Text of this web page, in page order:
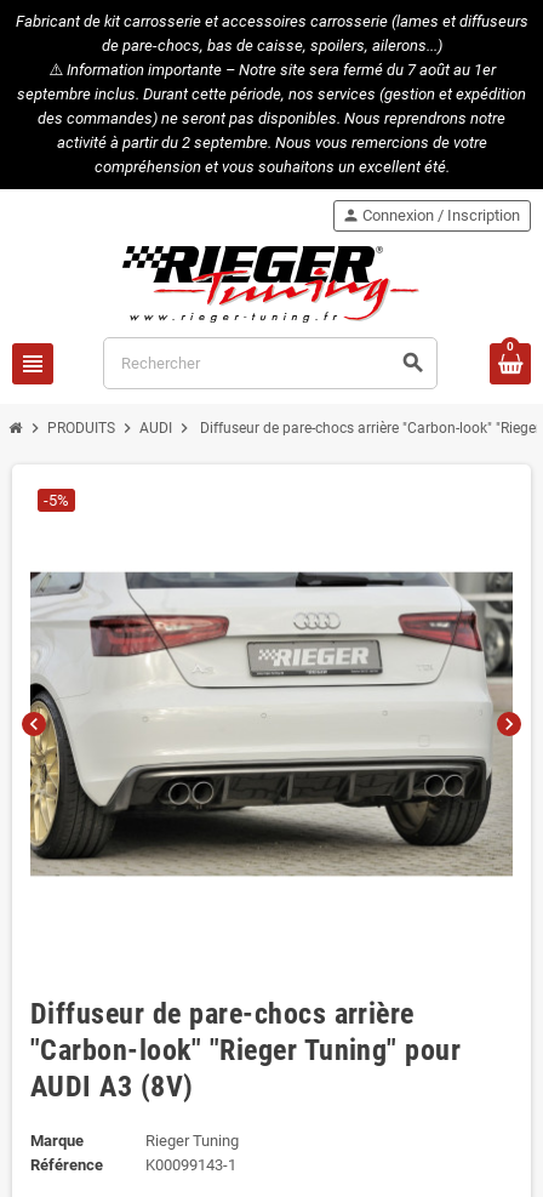
Fabricant de kit carrosserie et accessoires carrosserie (lames et diffuseurs
de pare-chocs, bas de caisse, spoilers, ailerons...)
⚠️Information importante – Notre site sera fermé du 7 août au 1er
septembre inclus. Durant cette période, nos services (gestion et expédition
des commandes) ne seront pas disponibles. Nous reprendrons notre
activité à partir du 2 septembre. Nous vous remercions de votre
compréhension et vous souhaitons un excellent été.
view_headline search
person Connexion / Inscription
0
chevron_right PRODUITS chevron_right AUDI chevron_right Diffuseur de pare-chocs arrière "Carbon-look"
chevron_left chevron_right
-5%
Diffuseur de pare-chocs arrière
"Carbon-look" "Rieger Tuning" pour
AUDI A3 (8V)
Marque
Rieger Tuning
Référence
K00099143-1